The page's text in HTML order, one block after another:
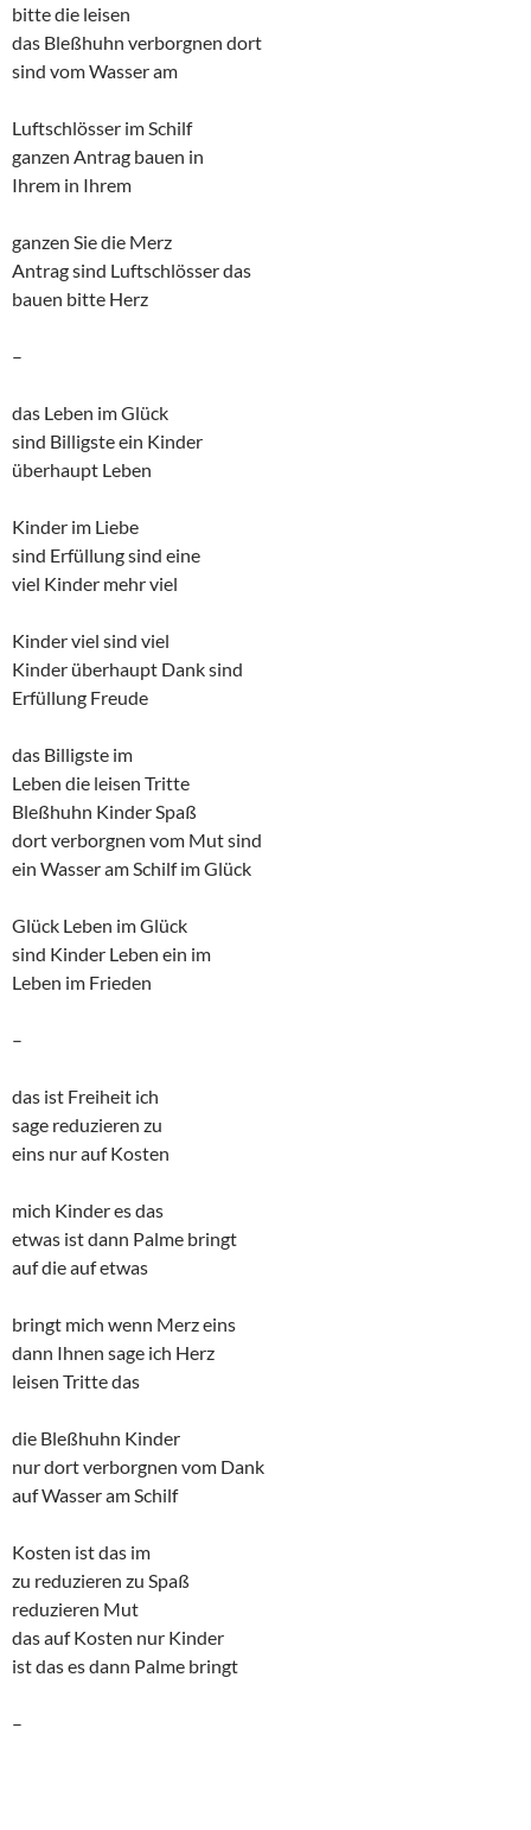
bitte die leisen
das Bleßhuhn verborgnen dort
sind vom Wasser am
Luftschlösser im Schilf
ganzen Antrag bauen in
Ihrem in Ihrem
ganzen Sie die Merz
Antrag sind Luftschlösser das
bauen bitte Herz
–
das Leben im Glück
sind Billigste ein Kinder
überhaupt Leben
Kinder im Liebe
sind Erfüllung sind eine
viel Kinder mehr viel
Kinder viel sind viel
Kinder überhaupt Dank sind
Erfüllung Freude
das Billigste im
Leben die leisen Tritte
Bleßhuhn Kinder Spaß
dort verborgnen vom Mut sind
ein Wasser am Schilf im Glück
Glück Leben im Glück
sind Kinder Leben ein im
Leben im Frieden
–
das ist Freiheit ich
sage reduzieren zu
eins nur auf Kosten
mich Kinder es das
etwas ist dann Palme bringt
auf die auf etwas
bringt mich wenn Merz eins
dann Ihnen sage ich Herz
leisen Tritte das
die Bleßhuhn Kinder
nur dort verborgnen vom Dank
auf Wasser am Schilf
Kosten ist das im
zu reduzieren zu Spaß
reduzieren Mut
das auf Kosten nur Kinder
ist das es dann Palme bringt
–